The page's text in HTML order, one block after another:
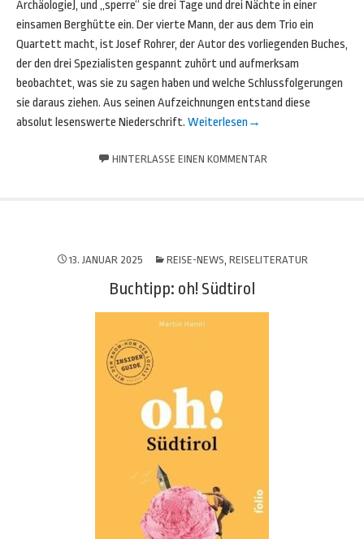
Archäologie), und „sperre“ sie drei Tage und drei Nächte in einer
einsamen Berghütte ein. Der vierte Mann, der aus dem Trio ein
Quartett macht, ist Josef Rohrer, der Autor des vorliegenden Buches,
der den drei Spezialisten gespannt zuhört und aufmerksam
beobachtet, was sie zu sagen haben und welche Schlussfolgerungen
sie daraus ziehen. Aus seinen Aufzeichnungen entstand diese
absolut lesenswerte Niederschrift. Weiterlesen →
HINTERLASSE EINEN KOMMENTAR
13. JANUAR 2025 REISE-NEWS, REISELITERATUR
Buchtipp: oh! Südtirol